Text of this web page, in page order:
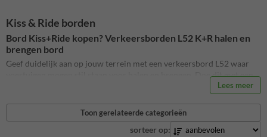
Kiss & Ride borden
Bord Kiss+Ride kopen? Verkeersborden L52 K+R halen en
brengen bord
Geef duidelijk aan op jouw terrein met een verkeersbord L52 waar
voertuigen mogen stil staan voor halen en brengen. Doe dit met een
standaard bord L52 of een Kiss en Ride bord. Voeg naast het
verkeersbord L52 ook eenvoudig teksten toe, zoals het duidelijk is
hoelang de zone Kiss en Ride van toepassing is. Daarnaast hebben we
ook alternatieve ontwerpen zoals WiFi zone en de zoen en
zoefborden. Ook is het mogelijk om een eigen ontwerp aan te leveren.
Lees meer
Toon gerelateerde categorieën
sorteer op: